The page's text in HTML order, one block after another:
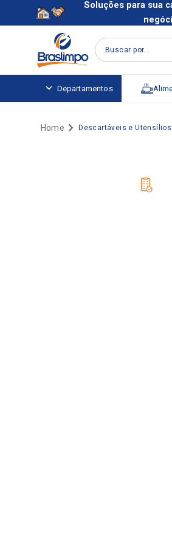
Soluções para sua
Buscar por...
Departamentos
Descartáveis e Utensílios